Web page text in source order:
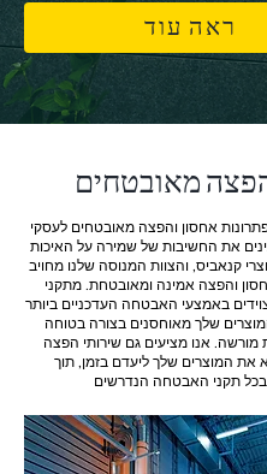
ראה עוד
מאובטחים
אחסון והפצה מאובטחים לעסקי
את החשיבות של שמירה על האיכות
קנאביס, והצוות המנוסה שלנו מחויב
והפצה אמינה ומאובטחת. מתקני
באמצעי האבטחה העדכניים ביותר
שלך מאוחסנים בצורה בטוחה
מורשה. אנו מציעים גם שירותי הפצה
את המוצרים שלך ליעדם בזמן, תוך
תקני האבטחה הנדרשים